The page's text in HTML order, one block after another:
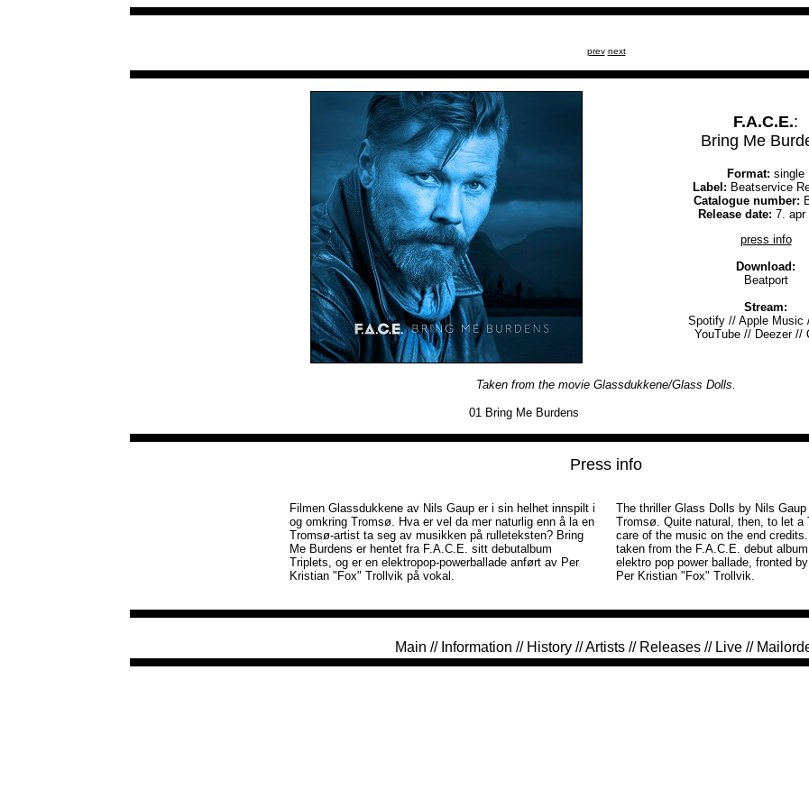
prev next
F.A.C.E.:
Bring Me
Format: single
Label: Beatservice
Catalogue number:
Release date: 7. apr
press info
Download:
Beatport
Stream:
Spotify // Apple Music
YouTube // Deezer//
Taken from the movie Glassdukkene/Glass Dolls.
01 Bring Me Burdens
Press info
Filmen Glassdukkene av Nils Gaup er i sin helhet innspilt i
og omkring Tromsø. Hva er vel da mer naturlig enn å la en
Tromsø-artist ta seg av musikken på rulleteksten? Bring
Me Burdens er hentet fra F.A.C.E. sitt debutalbum
Triplets, og er en elektropop-powerballade anført av Per
Kristian "Fox" Trollvik på vokal.
The thriller Glass Dolls by Nils
Tromsø. Quite natural, then, to let a
care of the music on the end
taken from the F.A.C.E. debut
elektro pop power ballade, fronted
Per Kristian "Fox" Trollvik.
Main // Information // History //Artists // Releases // Live //